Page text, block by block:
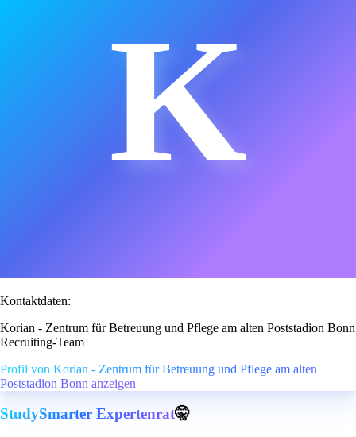
K
Kontaktdaten:
Korian - Zentrum für Betreuung und Pflege am alten Poststadion Bonn
Recruiting-Team
Profil von Korian - Zentrum für Betreuung und Pflege am alten
Poststadion Bonn anzeigen
StudySmarter Expertenrat🤫